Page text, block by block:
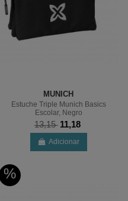
MUNICH
Estuche Triple Munich Basics
Escolar, Negro
13,15 11,18
Adicionar
%